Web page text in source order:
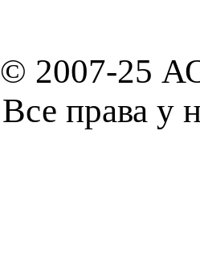
© 2007-25
Все права у